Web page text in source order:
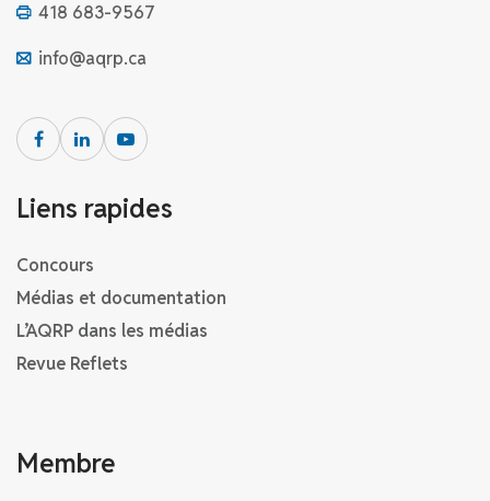
418 683-9567
info@aqrp.ca
Liens rapides
Concours
Médias et documentation
L’AQRP dans les médias
Revue Reflets
Membre